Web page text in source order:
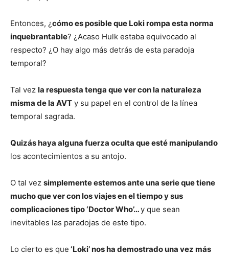
Entonces, ¿cómo es posible que Loki rompa esta norma
inquebrantable? ¿Acaso Hulk estaba equivocado al
respecto? ¿O hay algo más detrás de esta paradoja
temporal?
Tal vez la respuesta tenga que ver con la naturaleza
misma de la AVT y su papel en el control de la línea
temporal sagrada.
Quizás haya alguna fuerza oculta que esté manipulando
los acontecimientos a su antojo.
O tal vez simplemente estemos ante una serie que tiene
mucho que ver con los viajes en el tiempo y sus
complicaciones tipo ‘Doctor Who’…y que sean
inevitables las paradojas de este tipo.
Lo cierto es que ‘Loki’ nos ha demostrado una vez más